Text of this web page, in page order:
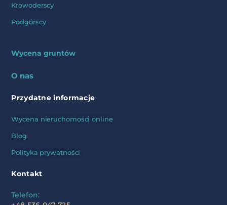
Krowoderscy
Podgórscy
Wycena gruntów
O nas
Przydatne informacje
Wycena nieruchomości online
Blog
Polityka prywatności
Kontakt
Telefon: